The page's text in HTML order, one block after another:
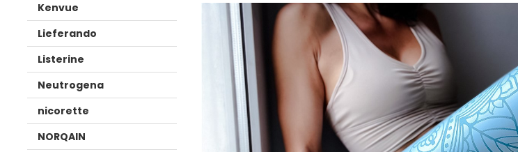
Kenvue
Lieferando
Listerine
Neutrogena
nicorette
NORQAIN